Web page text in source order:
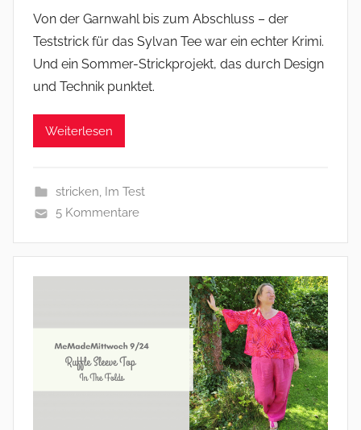
Von der Garnwahl bis zum Abschluss – der
Teststrick für das Sylvan Tee war ein echter Krimi.
Und ein Sommer-Strickprojekt, das durch Design
und Technik punktet.
Weiterlesen
stricken, Im Test
5 Kommentare